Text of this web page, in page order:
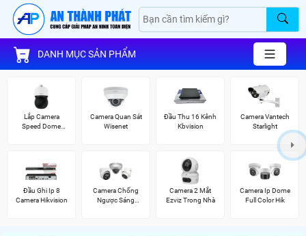
DANH MỤC SẢN PHẨM
Lắp Camera
Speed Dome
Camera Quan Sát
Wisenet
Đầu Thu 16 Kênh
Kbvision
Camera Vantech
Starlight
Đầu Ghi Ip 8
Camera Hikvision
Camera Chống
Ngược Sáng
Camera 2 Mắt
Ezviz Trong Nhà
Camera Ip Dome
Full Color Hik